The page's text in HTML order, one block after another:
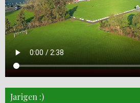
Jarigen :)